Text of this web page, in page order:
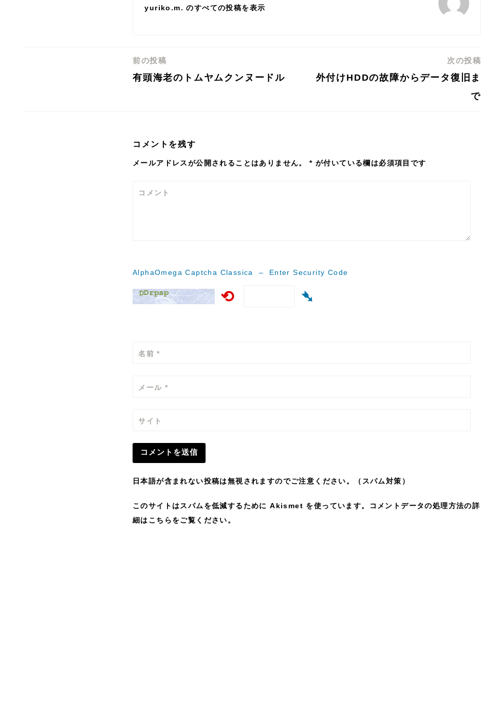
yuriko.m. のすべての投稿を表示
前の投稿
有頭海老のトムヤムクンヌードル
次の投稿
外付けHDDの故障からデータ復旧ま
で
コメントを残す
メールアドレスが公開されることはありません。 * が付いている欄は必須項目です
コメント
AlphaOmega Captcha Classica – Enter Security Code
⟲ ➴
名前*
メール *
サイト
日本語が含まれない投稿は無視されますのでご注意ください。（スパム対策）
このサイトはスパムを低減するために Akismet を使っています。
コメントデータの処理方法の詳
細はこちらをご覧ください。